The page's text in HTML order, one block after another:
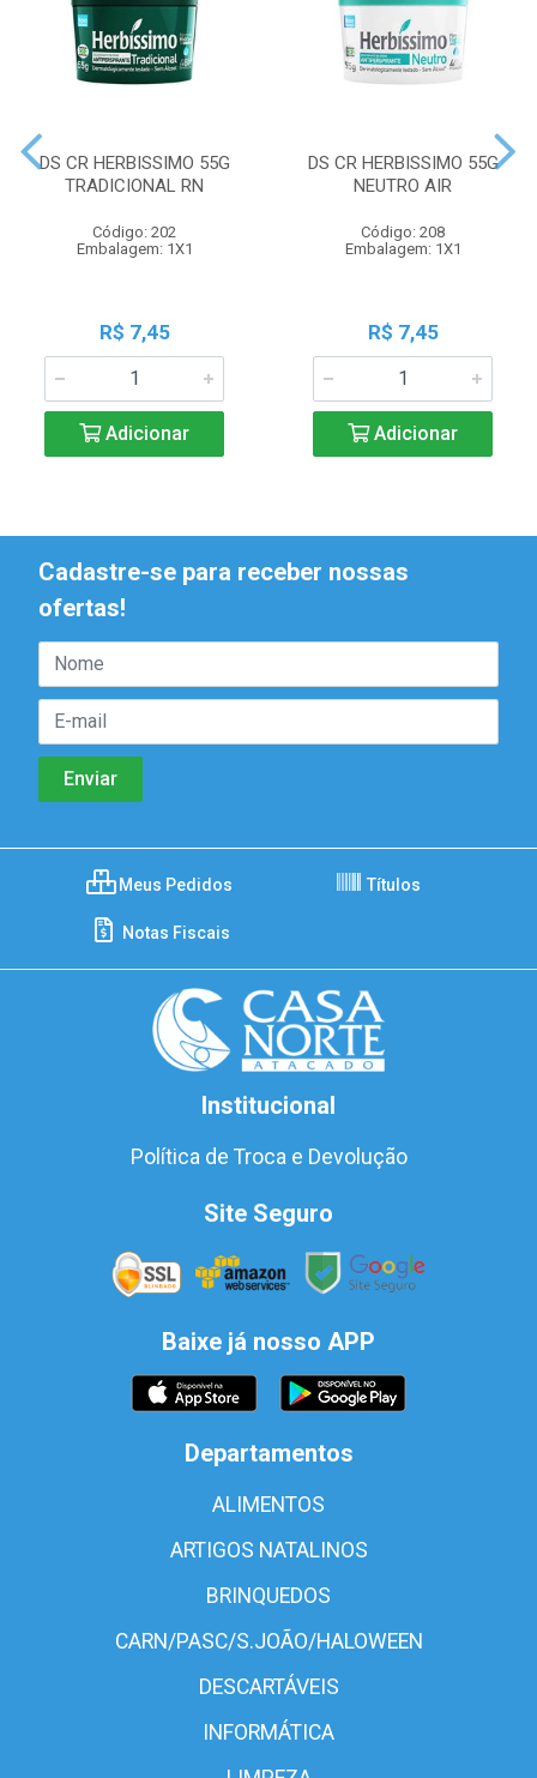
DS CR HERBISSIMO 55G
TRADICIONAL RN
Código: 202
Embalagem: 1X1
R$ 7,45
Adicionar
DS CR HERBISSIMO 55G
NEUTRO AIR
Código: 208
Embalagem: 1X1
R$ 7,45
Adicionar
Cadastre-se para receber nossas
ofertas!
Meus Pedidos Títulos
Notas Fiscais
Institucional
Política de Troca e Devolução
Site Seguro
Baixe já nosso APP
Departamentos
ALIMENTOS
ARTIGOS NATALINOS
BRINQUEDOS
CARN/PASC/S.JOÃO/HALOWEEN
DESCARTÁVEIS
INFORMÁTICA